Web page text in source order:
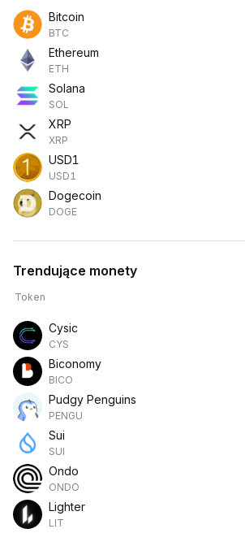
Bitcoin
BTC
Ethereum
ETH
Solana
SOL
XRP
XRP
USD1
USD1
Dogecoin
DOGE
Trendujące monety
Token
Cysic
CYS
Biconomy
BICO
Pudgy Penguins
PENGU
Sui
SUI
Ondo
ONDO
Lighter
LIT